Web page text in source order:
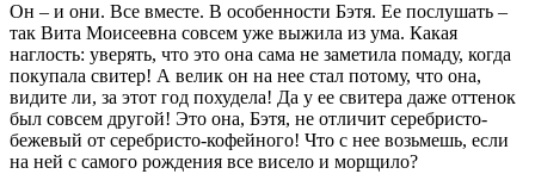
Он – и они. Все вместе. В особенности Бэтя. Ее послушать –
так Вита Моисеевна совсем уже выжила из ума. Какая
наглость: уверять, что это она сама не заметила помаду, когда
покупала свитер! А велик он на нее стал потому, что она,
видите ли, за этот год похудела! Да у ее свитера даже оттенок
был совсем другой! Это она, Бэтя, не отличит серебристо-
бежевый от серебристо-кофейного! Что с нее возьмешь, если
на ней с самого рождения все висело и морщило?